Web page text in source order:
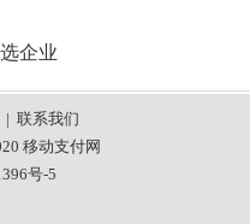
企业
| 联系我们
移动支付网
号-5